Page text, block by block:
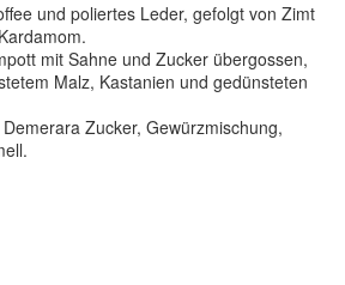
und poliertes Leder, gefolgt von Zimt
mit Sahne und Zucker übergossen,
Malz, Kastanien und gedünsteten
Zucker, Gewürzmischung,